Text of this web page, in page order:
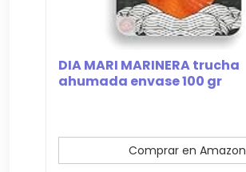
DIA MARI MARINERA trucha
ahumada envase 100 gr
Comprar en Amazon